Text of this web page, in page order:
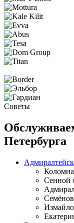
Советы
Петербурга
Коломна
Сенной